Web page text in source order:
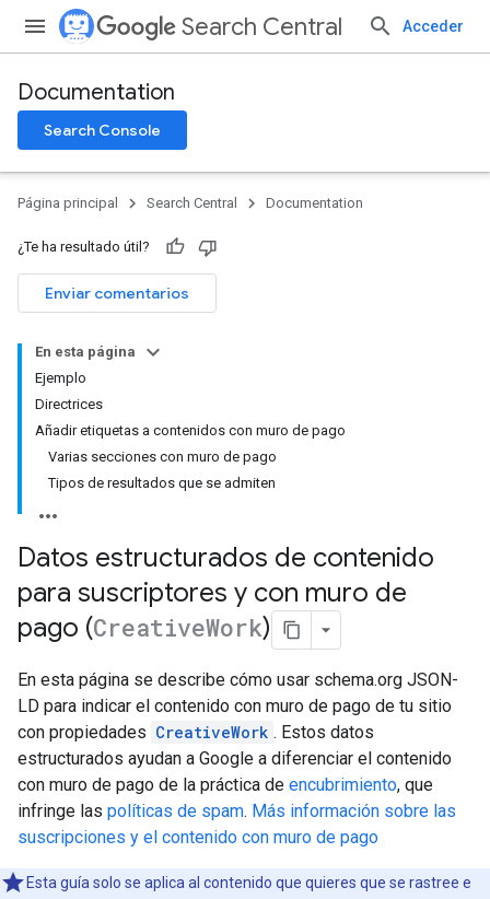
Search Central Acceder
Documentation
Search Console
Página principal Search Central Documentation
¿Te ha resultado útil?
Enviar comentarios
En esta página
Ejemplo
Directrices
Añadir etiquetas a contenidos con muro de pago
Varias secciones con muro de pago
Tipos de resultados que se admiten
Datos estructurados de contenido
para suscriptores y con muro de
pago (CreativeWork)
En esta página se describe cómo usar schema.org JSON-
LD para indicar el contenido con muro de pago de tu sitio
con propiedades CreativeWork . Estos datos
estructurados ayudan a Google a diferenciar el contenido
con muro de pago de la práctica de encubrimiento, que
infringe las políticas de spam. Más información sobre las
suscripciones y el contenido con muro de pago
Esta guía solo se aplica al contenido que quieres que se rastree e